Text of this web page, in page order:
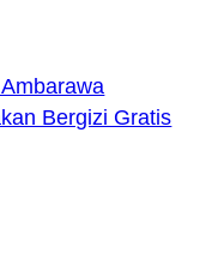
Bergizi Gratis